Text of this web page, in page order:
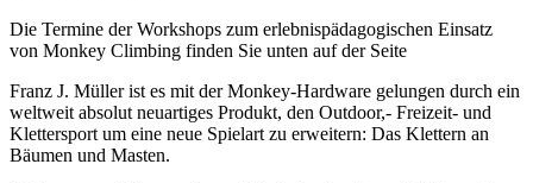
Die Termine der Workshops zum erlebnispädagogischen Einsatz
von Monkey Climbing finden Sie unten auf der Seite
Franz J. Müller ist es mit der Monkey-Hardware gelungen durch ein
weltweit absolut neuartiges Produkt, den Outdoor,- Freizeit- und
Klettersport um eine neue Spielart zu erweitern: Das Klettern an
Bäumen und Masten.